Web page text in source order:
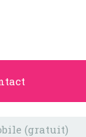
(gratuit)